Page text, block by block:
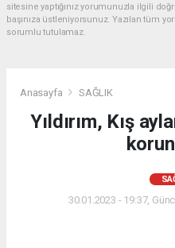
sitesine yaptığınız yorumunuzla ilgili
başınıza üstleniyorsunuz. Yazılan tüm
sorumlu tutulamaz.
Anasayfa SAĞLIK
Yıldırım, Kış
30.01.2023 - 19:37,